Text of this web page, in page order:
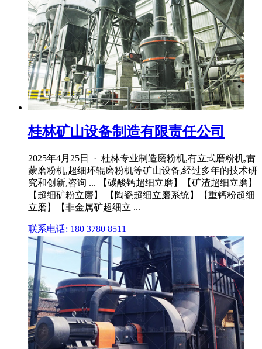
桂林矿山设备制造有限责任公司
2025年4月25日 · 桂林专业制造磨粉机,有立式磨粉机,雷
蒙磨粉机,超细环辊磨粉机等矿山设备,经过多年的技术研
究和创新,咨询 ... 【碳酸钙超细立磨】【矿渣超细立磨】
【超细矿粉立磨】 【陶瓷超细立磨系统】【重钙粉超细
立磨】【非金属矿超细立 ...
联系电话: 180 3780 8511